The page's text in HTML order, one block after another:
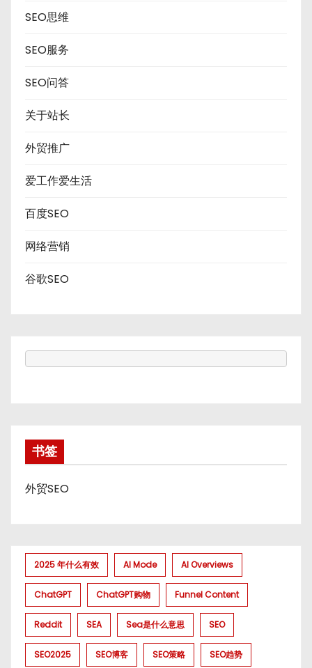
SEO思维
SEO服务
SEO问答
关于站长
外贸推广
爱工作爱生活
百度SEO
网络营销
谷歌SEO
书签
外贸SEO
2025 年什么有效 AI Mode AI Overviews
ChatGPT ChatGPT购物 Funnel Content
Reddit SEA Sea是什么意思 SEO
SEO2025 SEO博客 SEO策略 SEO趋势